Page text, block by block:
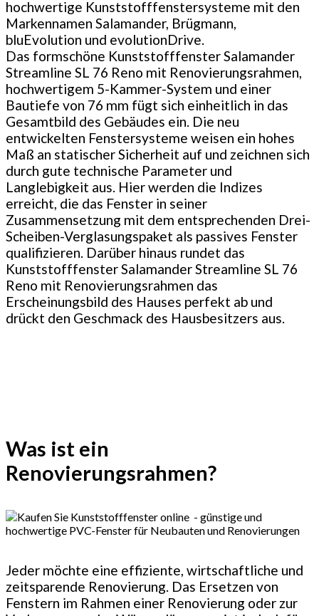
hochwertige Kunststofffenstersysteme mit den
Markennamen Salamander, Brügmann,
bluEvolution und evolutionDrive.
Das formschöne Kunststofffenster Salamander
Streamline SL 76 Reno mit Renovierungsrahmen,
hochwertigem 5-Kammer-System und einer
Bautiefe von 76 mm fügt sich einheitlich in das
Gesamtbild des Gebäudes ein. Die neu
entwickelten Fenstersysteme weisen ein hohes
Maß an statischer Sicherheit auf und zeichnen sich
durch gute technische Parameter und
Langlebigkeit aus. Hier werden die Indizes
erreicht, die das Fenster in seiner
Zusammensetzung mit dem entsprechenden Drei-
Scheiben-Verglasungspaket als passives Fenster
qualifizieren. Darüber hinaus rundet das
Kunststofffenster Salamander Streamline SL 76
Reno mit Renovierungsrahmen das
Erscheinungsbild des Hauses perfekt ab und
drückt den Geschmack des Hausbesitzers aus.
Was ist ein
Renovierungsrahmen?
Jeder möchte eine effiziente, wirtschaftliche und
zeitsparende Renovierung. Das Ersetzen von
Fenstern im Rahmen einer Renovierung oder zur